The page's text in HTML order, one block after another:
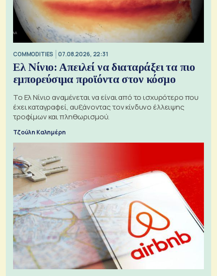
COMMODITIES 07.08.2026, 22:31
Ελ Νίνιο: Απειλεί να διαταράξει τα πιο
εμπορεύσιμα προϊόντα στον κόσμο
Το Ελ Νίνιο αναμένεται να είναι από το ισχυρότερο που
έχει καταγραφεί, αυξάνοντας τον κίνδυνο έλλειψης
τροφίμων και πληθωρισμού.
Τζούλη Καλημέρη